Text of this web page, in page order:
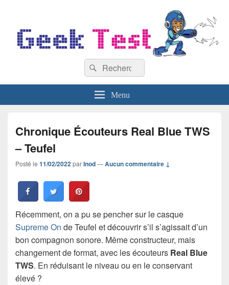
Recherche :
Rechercher
Menu
Chronique Écouteurs Real Blue TWS
– Teufel
Posté le 11/02/2022parInod—Aucun commentaire ↓
Récemment, on a pu se pencher sur le casque
Supreme On de Teufel et découvrir s’il s’agissait d’un
bon compagnon sonore. Même constructeur, mais
changement de format, avec les écouteurs Real Blue
TWS. En réduisant le niveau ou en le conservant
élevé ?